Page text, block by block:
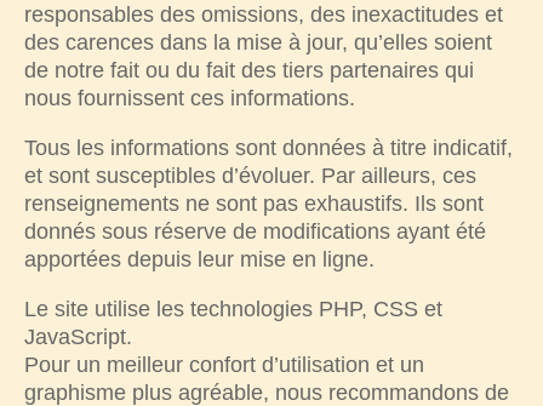
responsables des omissions, des inexactitudes et
des carences dans la mise à jour, qu’elles soient
de notre fait ou du fait des tiers partenaires qui
nous fournissent ces informations.
Tous les informations sont données à titre indicatif,
et sont susceptibles d’évoluer. Par ailleurs, ces
renseignements ne sont pas exhaustifs. Ils sont
donnés sous réserve de modifications ayant été
apportées depuis leur mise en ligne.
Le site utilise les technologies PHP, CSS et
JavaScript.
Pour un meilleur confort d’utilisation et un
graphisme plus agréable, nous recommandons de